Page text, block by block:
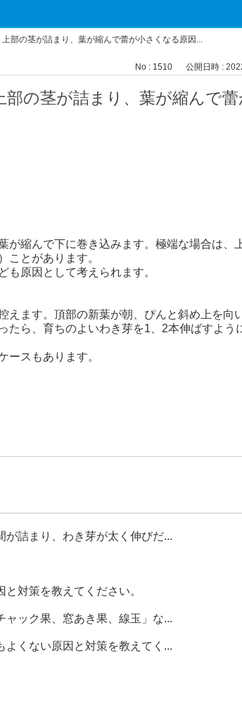
上部の茎が詰まり、葉が縮んで蕾が小さくなる原因...
No : 1510 公開日時 :
部の茎が詰まり、葉が縮んで
縮んで下に巻き込みます。極端な場合は、
ことがあります。
原因として考えられます。
えます。頂部の新葉が朝、ぴんと斜め上を向
ら、育ちのよいわき芽を1、2本伸ばすよう
スもあります。
が詰まり、わき芽が太く伸びだ...
対策を教えてください。
ャック果、窓あき果、線玉」な...
よくない原因と対策を教えてく...